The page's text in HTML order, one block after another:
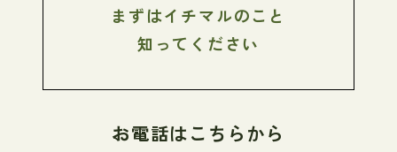
まずはイチマルのこと
知ってください
お電話はこちらから